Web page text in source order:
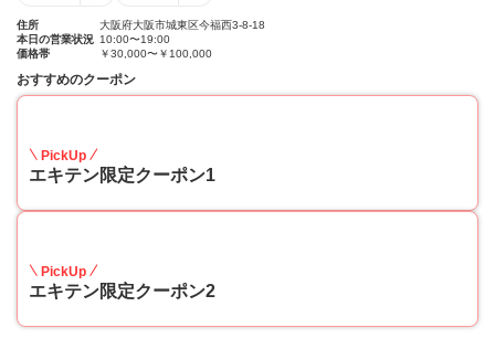
住所
大阪府大阪市城東区今福西3-8-18
本日の営業状況 10:00〜19:00
価格帯
￥30,000〜￥100,000
おすすめのクーポン
PickUp
エキテン限定クーポン1
PickUp
エキテン限定クーポン2